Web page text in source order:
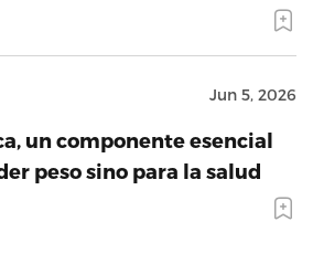
Jun 5, 2026
un componente esencial
peso sino para la salud